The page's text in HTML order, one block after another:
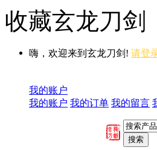
收藏玄龙刀剑
嗨，欢迎来到玄龙刀剑! 请登
我的账户
我的账户 我的订单 我的留言